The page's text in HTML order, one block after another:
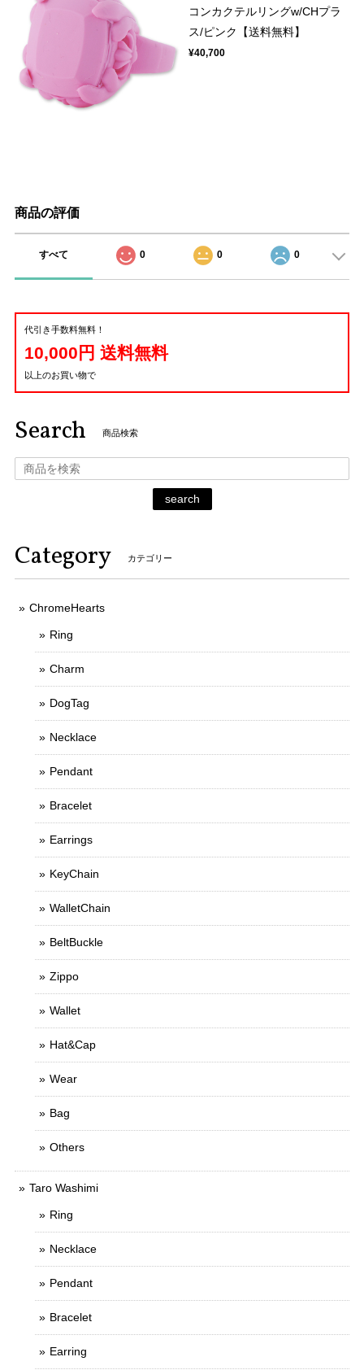
コンカクテルリングw/CHプラ
ス/ピンク【送料無料】
¥40,700
商品の評価
すべて 0 0 0
代引き手数料無料！
10,000円 送料無料
以上のお買い物で
Search 商品検索
search
Category カテゴリー
ChromeHearts
Ring
Charm
DogTag
Necklace
Pendant
Bracelet
Earrings
KeyChain
WalletChain
BeltBuckle
Zippo
Wallet
Hat&Cap
Wear
Bag
Others
Taro Washimi
Ring
Necklace
Pendant
Bracelet
Earring